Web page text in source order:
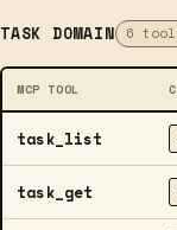
TASK DOMAIN 6
MCP TOOL
task_list
task_get